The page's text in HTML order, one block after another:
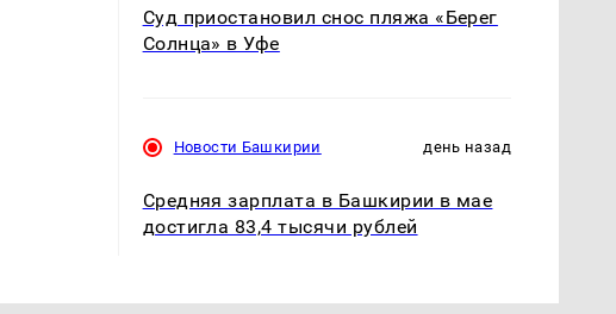
Суд приостановил снос пляжа «Берег
Солнца» в Уфе
Новости Башкирии день назад
Средняя зарплата в Башкирии в мае
достигла 83,4 тысячи рублей